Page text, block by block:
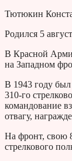
Тютюкин
Родился 5
В Красной
на Западном
В 1943 году был
310-го
командование
отвагу,
На фронт, свою
стрелкового